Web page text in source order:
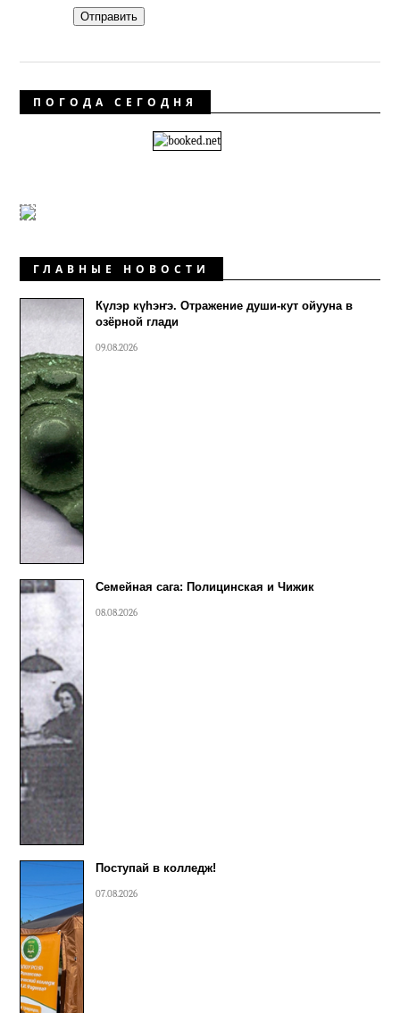
Отправить
ПОГОДА СЕГОДНЯ
ГЛАВНЫЕ НОВОСТИ
Күлэр күhэҥэ. Отражение души-кут ойууна в
озёрной глади
09.08.2026
Семейная сага: Полицинская и Чижик
08.08.2026
Поступай в колледж!
07.08.2026